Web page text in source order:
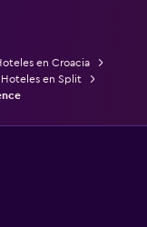
en Croacia
Hoteles en Split